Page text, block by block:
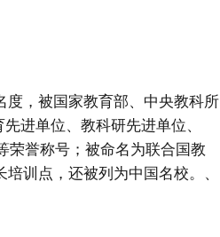
，被国家教育部、中央教科所
进单位、教科研先进单位、
荣誉称号；被命名为联合国教
训点，还被列为中国名校。、